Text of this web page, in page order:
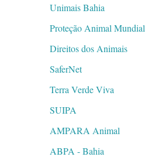
Unimais Bahia
Proteção Animal Mundial
Direitos dos Animais
SaferNet
Terra Verde Viva
SUIPA
AMPARA Animal
ABPA - Bahia